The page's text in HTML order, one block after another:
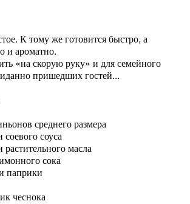
К тому же готовится быстро, а
и ароматно.
«на скорую руку» и для семейного
пришедших гостей...
среднего размера
соуса
масла
сока
паприки
чеснока